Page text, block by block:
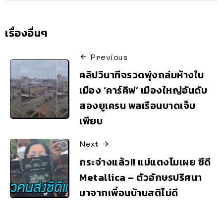
เรื่องอื่นๆ
Previous
คลิปวินาทีจรวดพุ่งถล่มห้างใน
เมือง ‘คาร์คิฟ’ เมืองใหญ่อันดับ
สองยูเครน พลเรือนบาดเจ็บ
เพียบ
Next
กระจ่างแล้ว!! แม่แตงโมเผย ซีดี
Metallica – ตัวอักษรปริศนา
มาจากเพื่อนบ้านสติไม่ดี